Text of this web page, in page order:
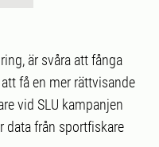
är svåra att fånga
få en mer rättvisande
vid SLU kampanjen
data från sportfiskare